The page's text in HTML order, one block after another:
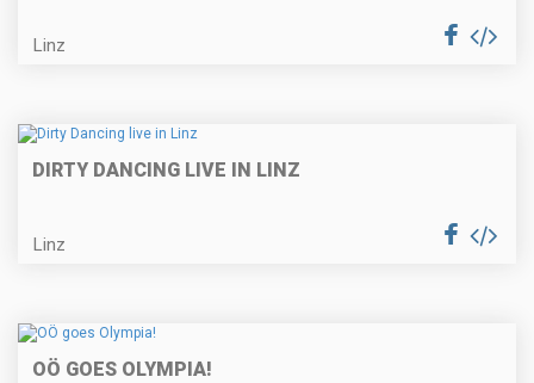
Linz
DIRTY DANCING LIVE IN LINZ
Linz
OÖ GOES OLYMPIA!